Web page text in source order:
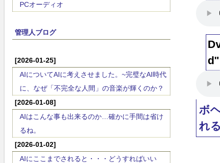
PCオーディオ
管理人ブログ
[2026-01-25]
AIについてAIに考えさせました。~完璧なAI時代
に、なぜ「不完全な人間」の音楽が輝くのか？
[2026-01-08]
AIはこんな事も出来るのか…確かに手間は省け
るね。
[2026-01-02]
AIにここまでされると・・・どうすればいい
ボ
れ